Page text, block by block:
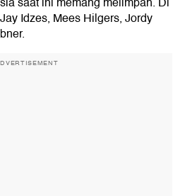
Idzes, Mees Hilgers, Jordy